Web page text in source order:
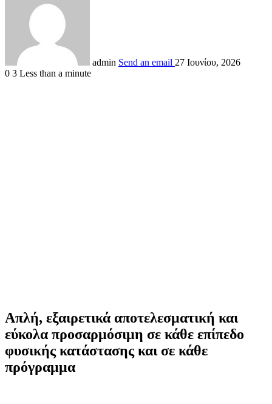
admin Send an email 27 Ιουνίου, 2026
0 3 Less than a minute
Απλή, εξαιρετικά αποτελεσματική και
εύκολα προσαρμόσιμη σε κάθε επίπεδο
φυσικής κατάστασης και σε κάθε
πρόγραμμα